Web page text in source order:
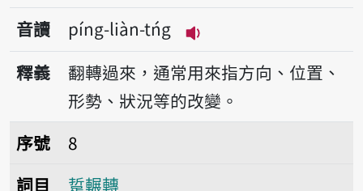
音讀
píng-liàn-tńg
播放音讀píng-liàn-tńg
釋義
翻轉過來，通常用來指方向、位置、
形勢、狀況等的改變。
序號8踅輾轉
序號
8
詞目
踅輾轉